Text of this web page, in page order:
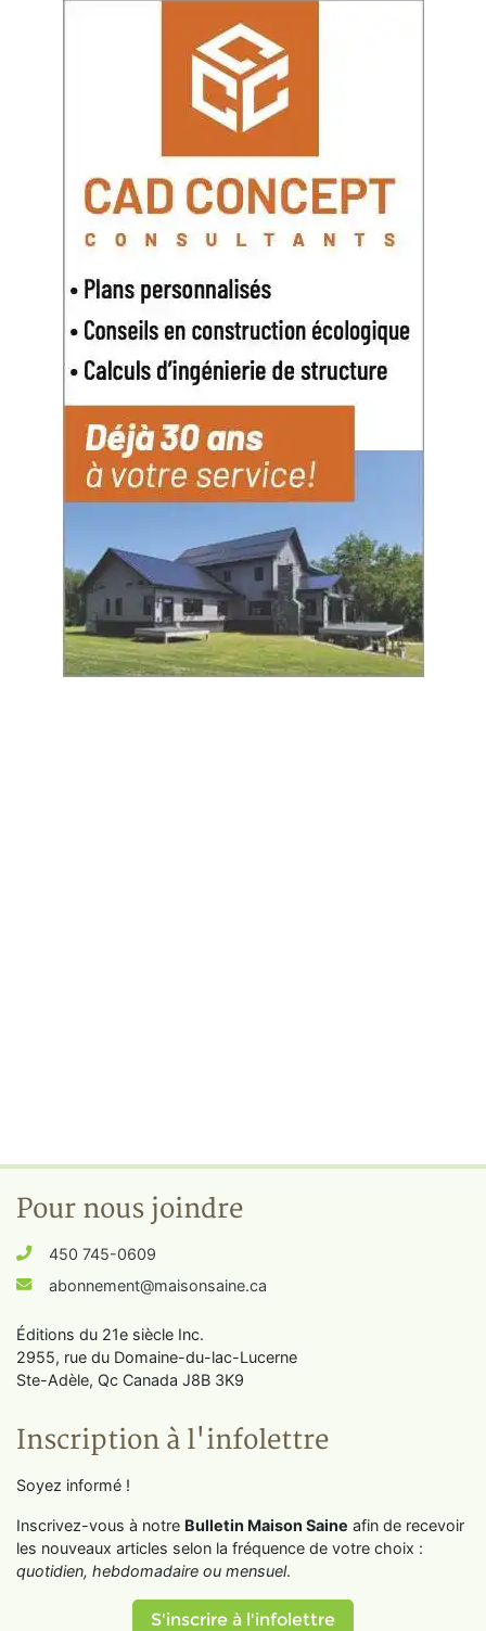
Pour nous joindre
450 745-0609
abonnement@maisonsaine.ca
Éditions du 21e siècle Inc.
2955, rue du Domaine-du-lac-Lucerne
Ste-Adèle, Qc Canada J8B 3K9
Inscription à l'infolettre
Soyez informé !
Inscrivez-vous à notre Bulletin Maison Saine afin de recevoir
les nouveaux articles selon la fréquence de votre choix :
quotidien, hebdomadaire ou mensuel.
S'inscrire à l'infolettre